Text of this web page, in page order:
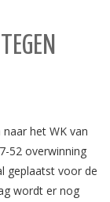
het WK van
52 overwinning
geplaatst voor de
wordt er nog